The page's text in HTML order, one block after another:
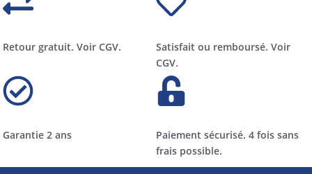
Retour gratuit. Voir CGV.
Satisfait ou remboursé. Voir
CGV.
Garantie 2 ans
Paiement sécurisé. 4 fois sans
frais possible.